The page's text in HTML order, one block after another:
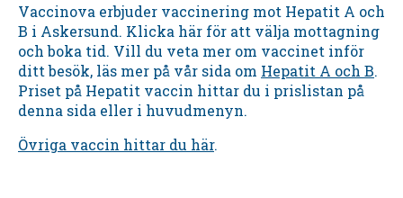
Vaccinova erbjuder vaccinering mot Hepatit A och
B i Askersund. Klicka här för att välja mottagning
och boka tid. Vill du veta mer om vaccinet inför
ditt besök, läs mer på vår sida om Hepatit A och B.
Priset på Hepatit vaccin hittar du i prislistan på
denna sida eller i huvudmenyn.
Övriga vaccin hittar du här.